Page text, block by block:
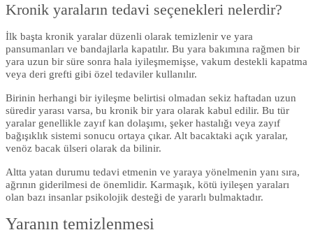
Kronik yaraların tedavi seçenekleri nelerdir?
İlk başta kronik yaralar düzenli olarak temizlenir ve yara
pansumanları ve bandajlarla kapatılır. Bu yara bakımına rağmen bir
yara uzun bir süre sonra hala iyileşmemişse, vakum destekli kapatma
veya deri grefti gibi özel tedaviler kullanılır.
Birinin herhangi bir iyileşme belirtisi olmadan sekiz haftadan uzun
süredir yarası varsa, bu kronik bir yara olarak kabul edilir. Bu tür
yaralar genellikle zayıf kan dolaşımı, şeker hastalığı veya zayıf
bağışıklık sistemi sonucu ortaya çıkar. Alt bacaktaki açık yaralar,
venöz bacak ülseri olarak da bilinir.
Altta yatan durumu tedavi etmenin ve yaraya yönelmenin yanı sıra,
ağrının giderilmesi de önemlidir. Karmaşık, kötü iyileşen yaraları
olan bazı insanlar psikolojik desteği de yararlı bulmaktadır.
Yaranın temizlenmesi